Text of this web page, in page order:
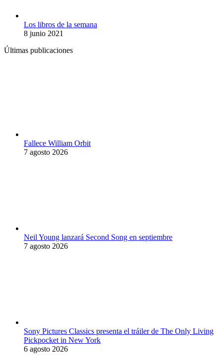
Los libros de la semana
8 junio 2021
Últimas publicaciones
Fallece William Orbit
7 agosto 2026
Neil Young lanzará Second Song en septiembre
7 agosto 2026
Sony Pictures Classics presenta el tráiler de The Only Living
Pickpocket in New York
6 agosto 2026